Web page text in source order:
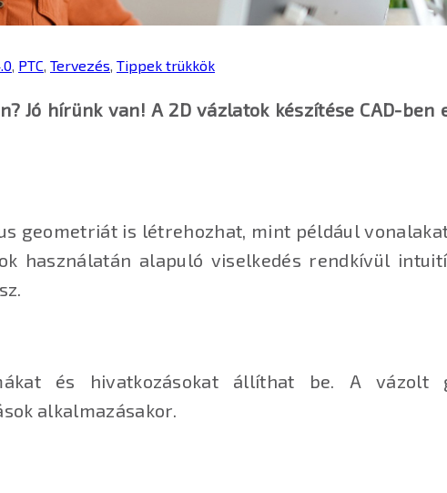
, PTC, Tervezés, Tippek trükkök
Jó hírünk van! A 2D vázlatok készítése CAD-
geometriát is létrehozhat, mint például
használatán alapuló viselkedés rendkívül
és hivatkozásokat állíthat be. A vázolt
alkalmazásakor.